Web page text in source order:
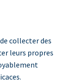
collecter des
leurs propres